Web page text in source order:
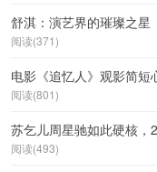
舒淇：演艺界的璀璨之星
阅读(371)
电影《追忆人》观影简短
阅读(801)
苏乞儿周星驰如此硬核
阅读(493)